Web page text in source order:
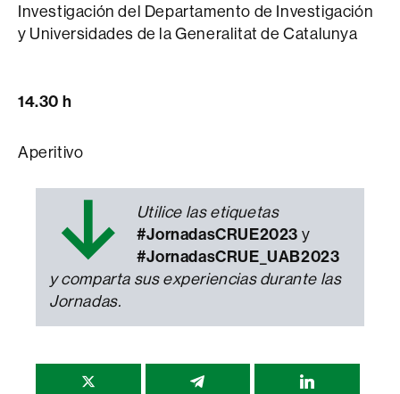
Investigación del Departamento de Investigación
y Universidades de la Generalitat de Catalunya
14.30 h
Aperitivo
↓ Utilice las etiquetas
#JornadasCRUE2023 y
#JornadasCRUE_UAB2023
y comparta sus experiencias durante las
Jornadas.